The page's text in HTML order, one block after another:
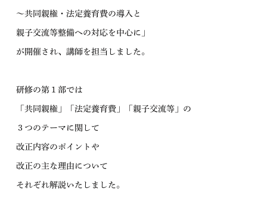
～共同親権・法定養育費の導入と
親子交流等整備への対応を中心に」
が開催され、講師を担当しました。
研修の第１部では
「共同親権」「法定養育費」「親子交流等」の
３つのテーマに関して
改正内容のポイントや
改正の主な理由について
それぞれ解説いたしました。